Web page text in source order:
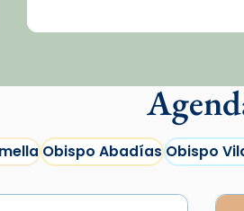
Obispo AbadíasObispo